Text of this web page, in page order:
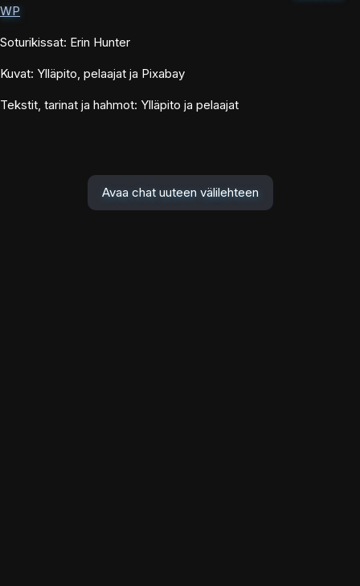
WP
Soturikissat: Erin Hunter
Kuvat: Ylläpito, pelaajat ja Pixabay
Tekstit, tarinat ja hahmot: Ylläpito ja pelaajat
Avaa chat uuteen välilehteen